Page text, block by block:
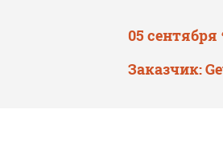
05 сентября
Заказчик: